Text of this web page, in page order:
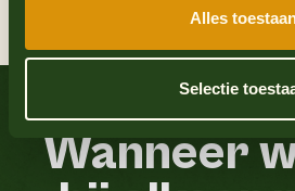
Alles
Selectie
Wanneer